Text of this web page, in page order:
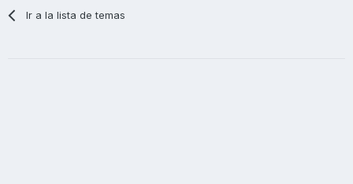
Ir a la lista de temas